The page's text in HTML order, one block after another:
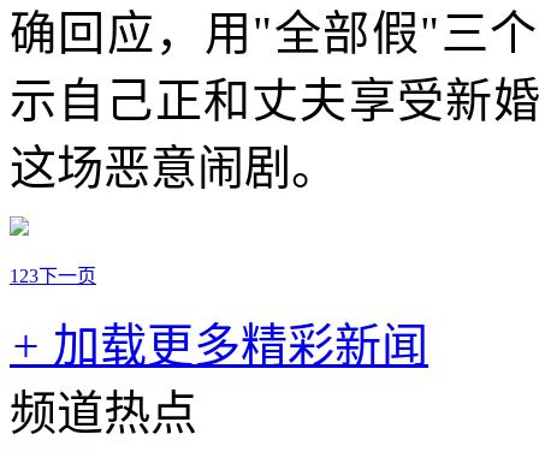
确回应，用"全部假"三
示自己正和丈夫享受新
这场恶意闹剧。
1 23下一页
+ 加载更多精彩新闻
频道热点